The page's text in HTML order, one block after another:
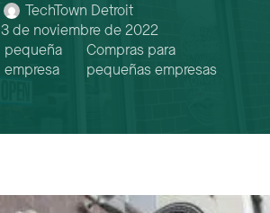
TechTown Detroit
3 de noviembre de 2022
pequeña
empresa
Compras para
pequeñas empresas